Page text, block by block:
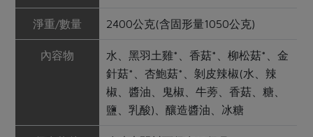
淨重/數量 2400公克(含固形量1050公克)
內容物
水、黑羽土雞*、香菇*、柳松菇*、金
針菇*、杏鮑菇*、剝皮辣椒(水、辣
椒、醬油、鬼椒、牛蒡、香菇、糖、
鹽、乳酸)、釀造醬油、冰糖